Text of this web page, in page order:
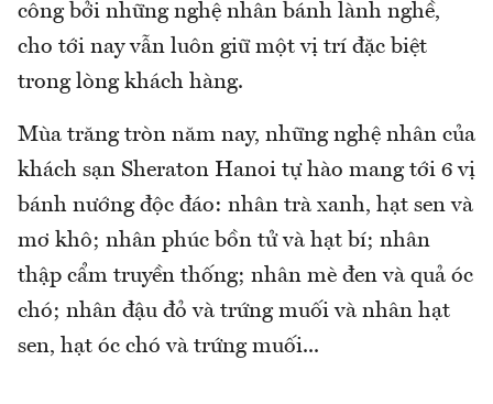
công bởi những nghệ nhân bánh lành nghề,
cho tới nay vẫn luôn giữ một vị trí đặc biệt
trong lòng khách hàng.
Mùa trăng tròn năm nay, những nghệ nhân của
khách sạn Sheraton Hanoi tự hào mang tới 6 vị
bánh nướng độc đáo: nhân trà xanh, hạt sen và
mơ khô; nhân phúc bồn tử và hạt bí; nhân
thập cẩm truyền thống; nhân mè đen và quả óc
chó; nhân đậu đỏ và trứng muối và nhân hạt
sen, hạt óc chó và trứng muối...